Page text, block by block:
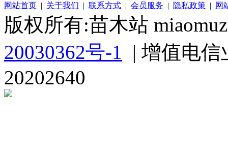
网站首页 | 关于我们 | 联系方式 | 会员服务 | 隐私政策 | 网
版权所有:苗木站
20030362号-1 | 增值电
20202640